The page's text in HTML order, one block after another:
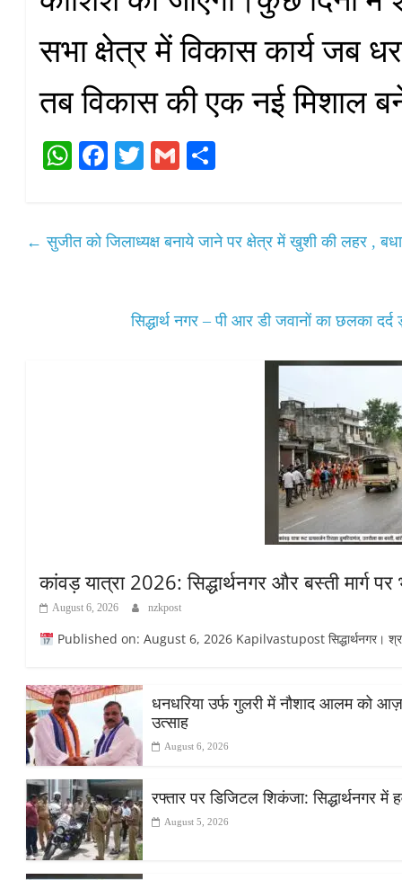
सभा क्षेत्र में विकास कार्य जब
तब विकास की एक नई मिशाल
W
A
Fa
ok
T
r
G
← सुजीत को जिलाध्यक्ष बनाये जाने पर क्षेत्र में खुशी की लहर ,
सिद्धार्थ नगर – पी आर डी जवानों का छलका
कांवड़ यात्रा 2026: सिद्धार्थनगर और बस्ती मार्ग
August 6, 2026 nzkpost
Published on: August 6, 2026 Kapilvastupost सिद्धार्थनगर।
धनधरिया उर्फ गुलरी में नौशाद आलम को
उत्साह
August 6, 2026
रफ्तार पर डिजिटल शिकंजा: सिद्धार्थनगर
August 5, 2026